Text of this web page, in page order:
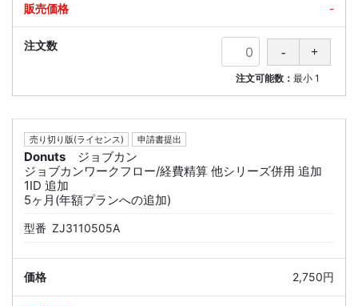
-
注文可能数：最小 1
売り切り版(ライセンス) 申請書提出
Donuts
ジョブカン
ジョブカンワークフロー/経費精算 他シリーズ併用 追加
1ID 追加
5ヶ月(年額プランへの追加)
型番 ZJ3110505A
2,750円